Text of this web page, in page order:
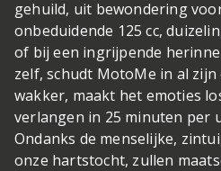
gehuild, uit bewondering
onbeduidende 125 cc,
of bij een ingrijpende
zelf, schudt MotoMe in al
wakker, maakt het emoties
verlangen in 25 minuten per
Ondanks de menselijke,
onze hartstocht, zullen